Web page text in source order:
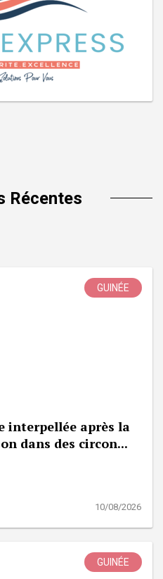
Récentes
GUINÉE
interpellée après la
dans des circon...
10/08/2026
GUINÉE